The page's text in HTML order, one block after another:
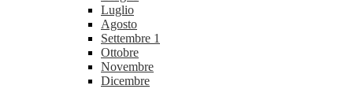
Luglio
Agosto
Settembre 1
Ottobre
Novembre
Dicembre